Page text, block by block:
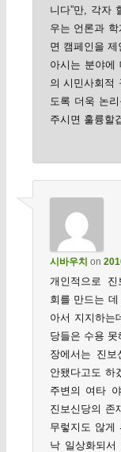
니다”만, 각자
우는 언론과
면 캠페인을
아시는 분야에
의 시민사회적
도록 더욱 논
주시면 훌륭할
시바우치 on
개인적으로
회를 만드는
아서 지지하는
당들은 수용
장에서는 진
안됐다고도 하
주변의 여타
진보신당의
무렇지도 않게
낙 일상화되서